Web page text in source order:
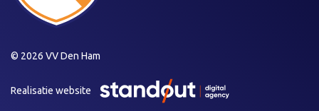
© 2026 VV Den Ham
Realisatie website